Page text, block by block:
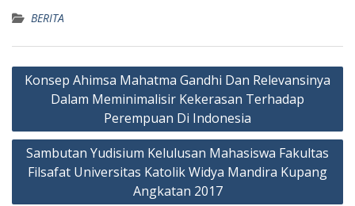
BERITA
Navigasi
Konsep Ahimsa Mahatma Gandhi Dan Relevansinya
Dalam Meminimalisir Kekerasan Terhadap
Perempuan Di Indonesia
Sambutan Yudisium Kelulusan Mahasiswa Fakultas
Filsafat Universitas Katolik Widya Mandira Kupang
Angkatan 2017